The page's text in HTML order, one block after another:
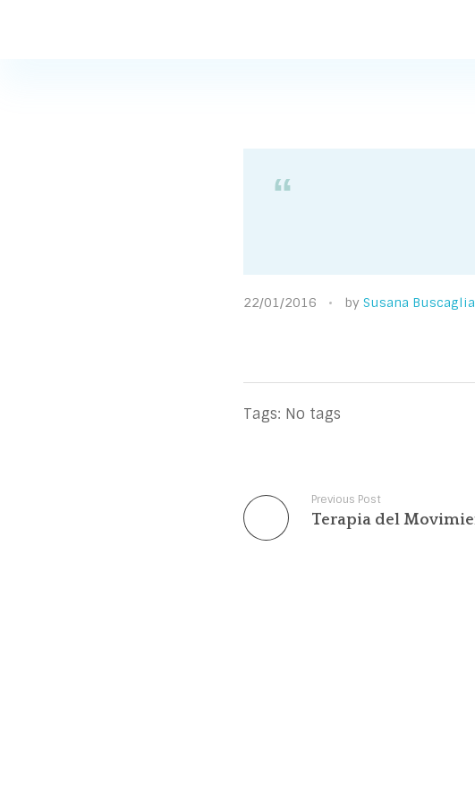
22/01/2016 by Susana Buscaglia
Tags: No tags
Previous Post